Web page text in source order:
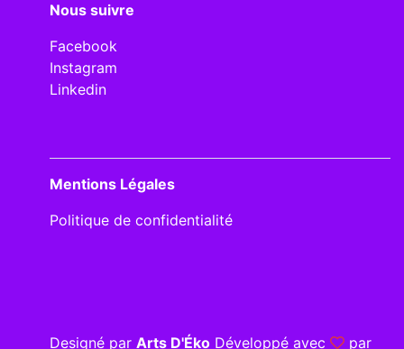
Nous suivre
Facebook
Instagram
Linkedin
Mentions Légales
Politique de confidentialité
Designé par Arts D'Éko Développé avec par